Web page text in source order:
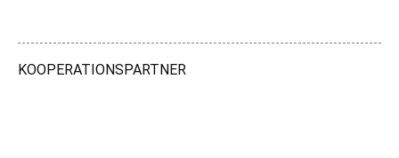
KOOPERATIONSPARTNER